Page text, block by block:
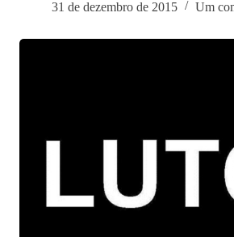
31 de dezembro de 2015
Um